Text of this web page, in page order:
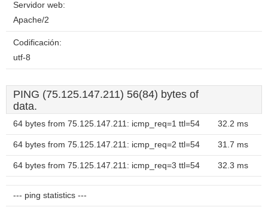
Servidor web:
Apache/2
Codificación:
utf-8
PING (75.125.147.211) 56(84) bytes of
data.
64 bytes from 75.125.147.211: icmp_req=1 ttl=54 32.2 ms
64 bytes from 75.125.147.211: icmp_req=2 ttl=54 31.7 ms
64 bytes from 75.125.147.211: icmp_req=3 ttl=54 32.3 ms
--- ping statistics ---